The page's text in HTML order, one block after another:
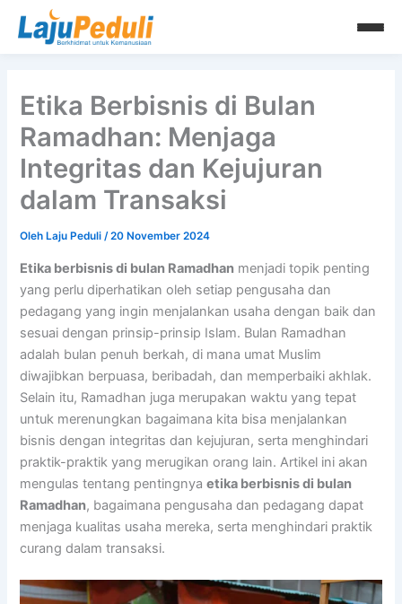
Etika Berbisnis di Bulan
Ramadhan: Menjaga
Integritas dan Kejujuran
dalam Transaksi
Oleh Laju Peduli/20 November 2024
Etika berbisnis di bulan Ramadhan menjadi topik penting
yang perlu diperhatikan oleh setiap pengusaha dan
pedagang yang ingin menjalankan usaha dengan baik dan
sesuai dengan prinsip-prinsip Islam. Bulan Ramadhan
adalah bulan penuh berkah, di mana umat Muslim
diwajibkan berpuasa, beribadah, dan memperbaiki akhlak.
Selain itu, Ramadhan juga merupakan waktu yang tepat
untuk merenungkan bagaimana kita bisa menjalankan
bisnis dengan integritas dan kejujuran, serta menghindari
praktik-praktik yang merugikan orang lain. Artikel ini akan
mengulas tentang pentingnyaetika berbisnis di bulan
Ramadhan, bagaimana pengusaha dan pedagang dapat
menjaga kualitas usaha mereka, serta menghindari praktik
curang dalam transaksi.